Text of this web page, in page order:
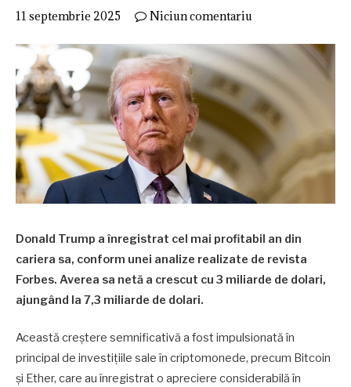
11 septembrie 2025 Niciun comentariu
Donald Trump a înregistrat cel mai profitabil an din
cariera sa, conform unei analize realizate de revista
Forbes. Averea sa netă a crescut cu 3 miliarde de dolari,
ajungând la 7,3 miliarde de dolari.
Această creștere semnificativă a fost impulsionată în
principal de investițiile sale în criptomonede, precum Bitcoin
și Ether, care au înregistrat o apreciere considerabilă în